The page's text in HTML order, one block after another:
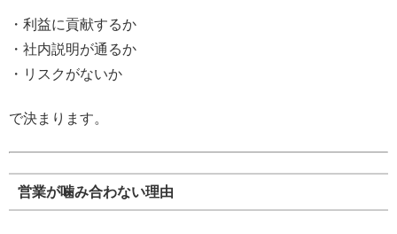
・利益に貢献するか
・社内説明が通るか
・リスクがないか
で決まります。
営業が噛み合わない理由